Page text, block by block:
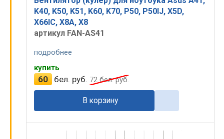
K40, K50, K51, K60, K70, P50, P50IJ, X5D,
X66IC, X8A, X8
артикул FAN-AS41
подробнее
купить
60 бел. руб. 72бел. руб.
В корзину